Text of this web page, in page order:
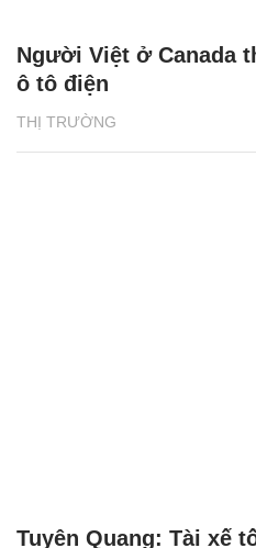
THỊ TRƯỜNG
Người Việt ở Canada
ô tô điện
Tuyên Quang: Tài xế